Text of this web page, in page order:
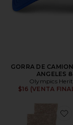
GORRA DE
ANGELES
Olympics
$16 (VENTA